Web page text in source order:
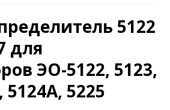
5122
для
ЭО-5122, 5123,
5124А, 5225